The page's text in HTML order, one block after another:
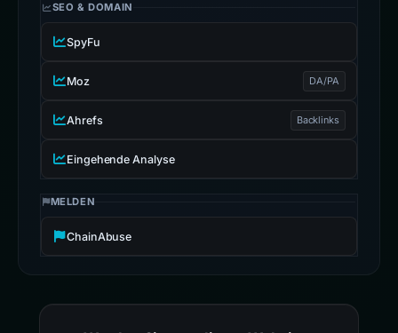
SEO & DOMAIN
SpyFu
Moz DA/PA
Ahrefs Backlinks
Eingehende Analyse
MELDEN
ChainAbuse